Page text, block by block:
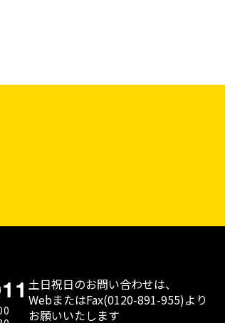
土日祝日のお問い合わせは、
WebまたはFax(0120-891-955)より
お願いいたします